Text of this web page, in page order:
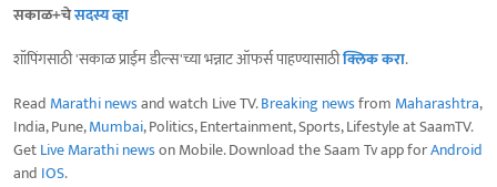
सकाळ+चेसदस्य व्हा
शॉपिंगसाठी 'सकाळ प्राईम डील्स'च्या भन्नाट ऑफर्स पाहण्यासाठीक्लिक करा.
Read Marathi newsand watch Live TV.Breaking newsfrom Maharashtra,
India, Pune,Mumbai, Politics, Entertainment, Sports, Lifestyle at SaamTV.
GetLive Marathi newson Mobile. Download the Saam Tv app forAndroid
and IOS.